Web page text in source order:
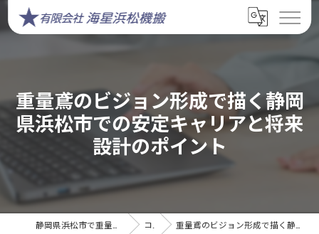
重量鳶のビジョン形成で描く静岡
県浜松市での安定キャリアと将来
設計のポイント
コラム 重量鳶のビジョン形成で描く静岡県浜松市での安定キャリアと将来設計のポイント